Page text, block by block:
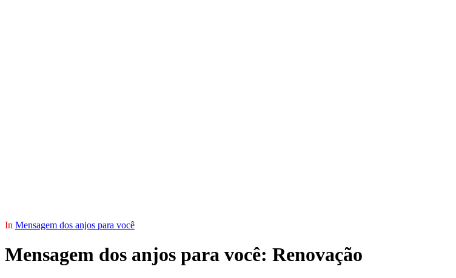
In Mensagem dos anjos para você
Mensagem dos anjos para você: Renovação